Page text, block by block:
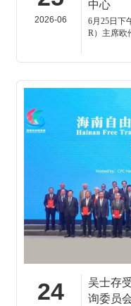
2026-06
中心
6月25日下
R）主席欧
24
吴士存
询委员